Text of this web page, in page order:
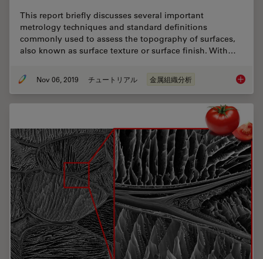
This report briefly discusses several important
metrology techniques and standard definitions
commonly used to assess the topography of surfaces,
also known as surface texture or surface finish. With…
Nov 06, 2019 チュートリアル 金属組織分析 Brief